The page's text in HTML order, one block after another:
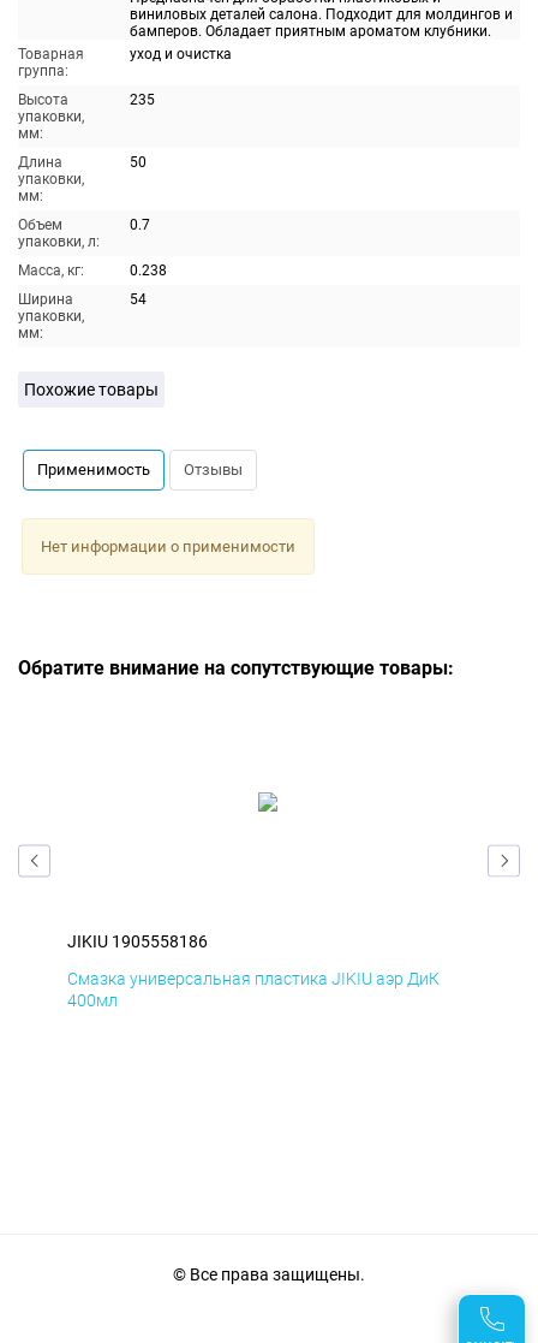
виниловых деталей салона. Подходит для молдингов и
бамперов. Обладает приятным ароматом клубники.
Товарная
группа:
уход и очистка
Высота
упаковки,
мм:
235
Длина
упаковки,
мм:
50
Объем
упаковки, л:
0.7
Масса, кг:
0.238
Ширина
упаковки,
мм:
54
Похожие товары
Применимость Отзывы
Нет информации о применимости
Обратите внимание на сопутствующие товары:
JIKIU 1905558186
Смазка универсальная пластика JIKIU аэр ДиК
400мл
© Все права защищены.